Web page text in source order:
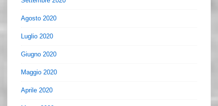
Agosto 2020
Luglio 2020
Giugno 2020
Maggio 2020
Aprile 2020